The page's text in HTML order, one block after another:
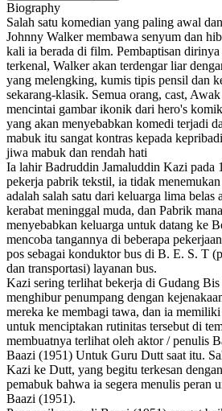
Biography
Salah satu komedian yang paling awal
Johnny Walker membawa senyum dan
kali ia berada di film. Pembaptisan
terkenal, Walker akan terdengar liar
yang melengking, kumis tipis pensil dan
sekarang-klasik. Semua orang, cast,
mencintai gambar ikonik dari hero's
yang akan menyebabkan komedi terjadi
mabuk itu sangat kontras kepada
jiwa mabuk dan rendah hati
Ia lahir Badruddin Jamaluddin Kazi pada
pekerja pabrik tekstil, ia tidak
adalah salah satu dari keluarga lima belas
kerabat meninggal muda, dan Pabrik
menyebabkan keluarga untuk datang ke
mencoba tangannya di beberapa
pos sebagai konduktor bus di B. E. S. T
dan transportasi) layanan bus.
Kazi sering terlihat bekerja di Gudang
menghibur penumpang dengan
mereka ke membagi tawa, dan ia
untuk menciptakan rutinitas tersebut di
membuatnya terlihat oleh aktor / penulis
Baazi (1951) Untuk Guru Dutt saat itu.
Kazi ke Dutt, yang begitu terkesan
pemabuk bahwa ia segera menulis peran
Baazi (1951).